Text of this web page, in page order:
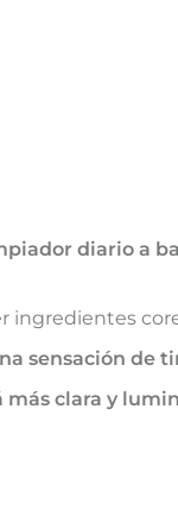
diario
ingredientes
sensación de
más clara y